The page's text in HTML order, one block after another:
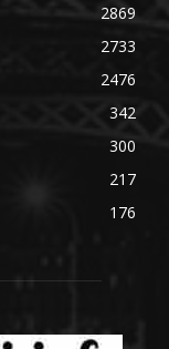
2869
2733
2476
342
300
217
176